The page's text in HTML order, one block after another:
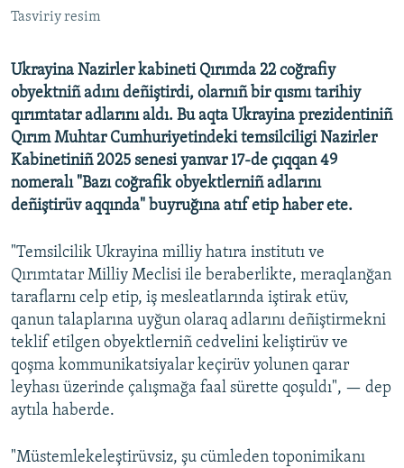
QOŞULIÑIZ!
RFE/RS bütün saytları
Tasviriy resim
Ukrayina Nazirler kabineti Qırımda 22 coğrafiy
obyektniñ adını deñiştirdi, olarnıñ bir qısmı tarihiy
qırımtatar adlarını aldı. Bu aqta Ukrayina prezidentiniñ
Qırım Muhtar Cumhuriyetindeki temsilciligi Nazirler
Kabinetiniñ 2025 senesi yanvar 17-de çıqqan 49
nomeralı "Bazı coğrafik obyektlerniñ adlarını
deñiştirüv aqqında" buyruğına atıf etip haber ete.
"Temsilcilik Ukrayina milliy hatıra institutı ve
Qırımtatar Milliy Meclisi ile beraberlikte, meraqlanğan
taraflarnı celp etip, iş mesleatlarında iştirak etüv,
qanun talaplarına uyğun olaraq adlarını deñiştirmekni
teklif etilgen obyektlerniñ cedvelini keliştirüv ve
qoşma kommunikatsiyalar keçirüv yolunen qarar
leyhası üzerinde çalışmağa faal sürette qoşuldı", — dep
aytıla haberde.
"Müstemlekeleştirüvsiz, şu cümleden toponimikanı